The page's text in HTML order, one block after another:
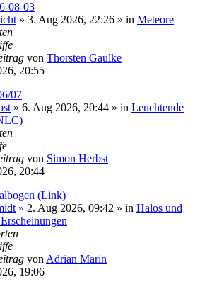
08-03
» 3. Aug 2026, 22:26 » in Meteore
von Thorsten Gaulke
20:55
07
» 6. Aug 2026, 20:44 » in Leuchtende
von Simon Herbst
20:44
(Link)
» 2. Aug 2026, 09:42 » in Halos und
von Adrian Marin
19:06